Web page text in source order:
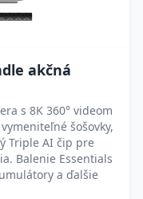
akčná
s 8K 360° videom
šošovky,
Triple AI čip pre
Balenie Essentials
a ďalšie